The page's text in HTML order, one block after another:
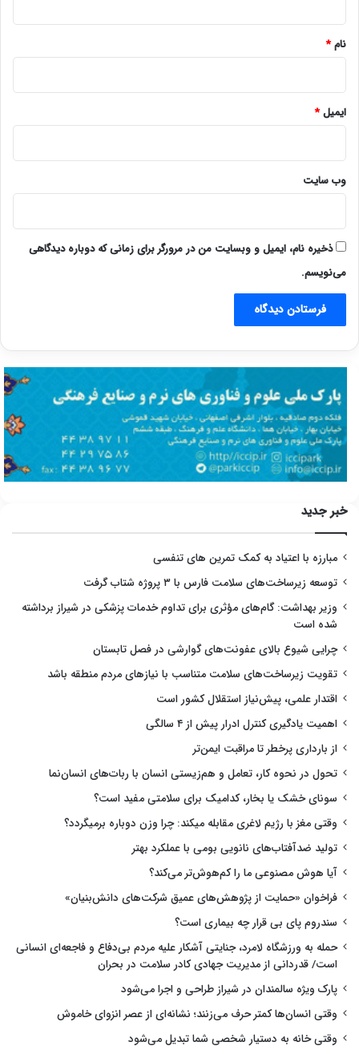
نام*
ایمیل*
وب‌ سایت
ذخیره نام، ایمیل و وبسایت من در مرورگر برای زمانی که دوباره دیدگاهی
می‌نویسم.
خبر جدید
مبارزه با اعتیاد به کمک تمرین های تنفسی
توسعه زیرساخت‌های سلامت فارس با ۳ پروژه شتاب گرفت
وزیر بهداشت: گام‌های مؤثری برای تداوم خدمات پزشکی در شیراز برداشته
شده است
چرایی شیوع بالای عفونت‌های گوارشی در فصل تابستان
تقویت زیرساخت‌های سلامت متناسب با نیازهای مردم منطقه باشد
اقتدار علمی، پیش‌نیاز استقلال کشور است
اهمیت یادگیری کنترل ادرار پیش از ۴ سالگی
از بارداری پرخطر تا مراقبت ایمن‌تر
تحول در نحوه کار، تعامل و هم‌زیستی انسان با ربات‌های انسان‌نما
سونای خشک یا بخار، کدامیک برای سلامتی مفید است؟
وقتی مغز با رژیم لاغری مقابله میکند: چرا وزن دوباره برمیگردد؟
تولید ضدآفتاب‌های نانویی بومی با عملکرد بهتر
آیا هوش مصنوعی ما را کم‌هوش‌تر می‌کند؟
فراخوان «حمایت از پژوهش‌های عمیق شرکت‌های دانش‌بنیان»
سندروم پای بی قرار چه بیماری است؟
حمله به ورزشگاه لامرد، جنایتی آشکار علیه مردم بی‌دفاع و فاجعه‌ای انسانی
است/ قدردانی از مدیریت جهادی کادر سلامت در بحران
پارک ویژه سالمندان در شیراز طراحی و اجرا می‌شود
وقتی انسان‌ها کمتر حرف می‌زنند؛ نشانه‌ای از عصر انزوای خاموش
وقتی خانه به دستیار شخصی شما تبدیل می‌شود